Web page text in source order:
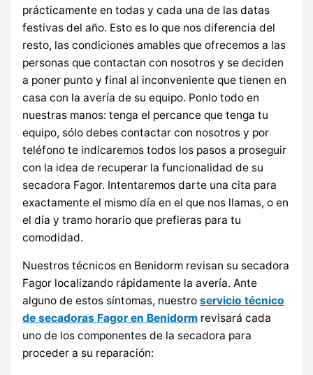
prácticamente en todas y cada una de las datas
festivas del año. Esto es lo que nos diferencia del
resto, las condiciones amables que ofrecemos a las
personas que contactan con nosotros y se deciden
a poner punto y final al inconveniente que tienen en
casa con la avería de su equipo. Ponlo todo en
nuestras manos: tenga el percance que tenga tu
equipo, sólo debes contactar con nosotros y por
teléfono te indicaremos todos los pasos a proseguir
con la idea de recuperar la funcionalidad de su
secadora Fagor. Intentaremos darte una cita para
exactamente el mismo día en el que nos llamas, o en
el día y tramo horario que prefieras para tu
comodidad.
Nuestros técnicos en Benidorm revisan su secadora
Fagor localizando rápidamente la avería. Ante
alguno de estos síntomas, nuestro servicio técnico
de secadoras Fagor en Benidormrevisará cada
uno de los componentes de la secadora para
proceder a su reparación: